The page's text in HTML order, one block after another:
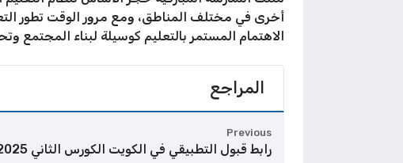
الاهتمام المستمر بالتعليم كوسيلة لبناء المجتمع
المراجع
Previous
رابط قبول التطبيقي في الكويت الكورس الثاني 2025 – 2026